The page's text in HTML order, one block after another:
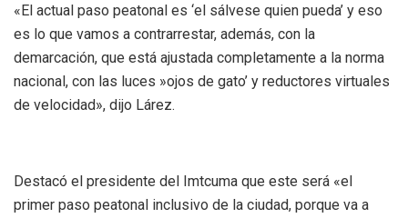
«El actual paso peatonal es ‘el sálvese quien pueda’ y eso
es lo que vamos a contrarrestar, además, con la
demarcación, que está ajustada completamente a la norma
nacional, con las luces »ojos de gato’ y reductores virtuales
de velocidad», dijo Lárez.
Destacó el presidente del Imtcuma que este será «el
primer paso peatonal inclusivo de la ciudad, porque va a